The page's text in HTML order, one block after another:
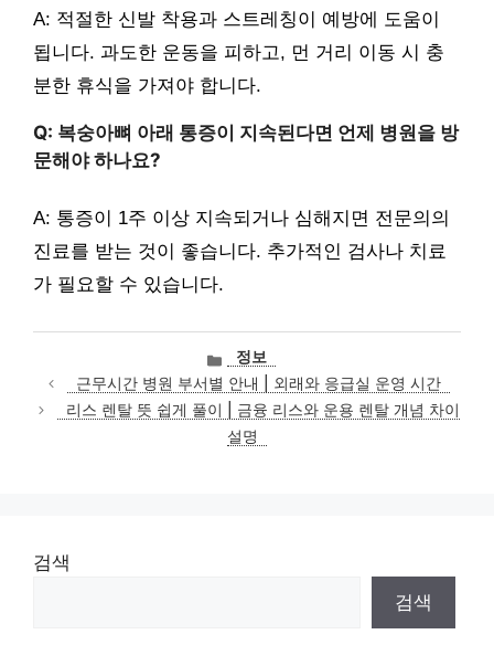
A: 적절한 신발 착용과 스트레칭이 예방에 도움이
됩니다. 과도한 운동을 피하고, 먼 거리 이동 시 충
분한 휴식을 가져야 합니다.
Q: 복숭아뼈 아래 통증이 지속된다면 언제 병원을 방
문해야 하나요?
A: 통증이 1주 이상 지속되거나 심해지면 전문의의
진료를 받는 것이 좋습니다. 추가적인 검사나 치료
가 필요할 수 있습니다.
카
테
고
리
정보
근무시간 병원 부서별 안내 | 외래와 응급실 운영 시간
리스 렌탈 뜻 쉽게 풀이 | 금융 리스와 운용 렌탈 개념 차이
설명
검색
검색